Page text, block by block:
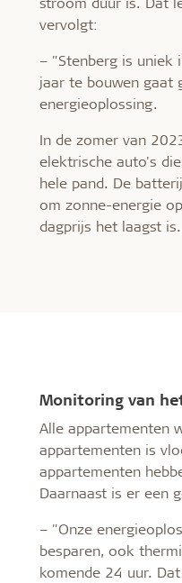
vervolgt:
– "Stenberg is uniek
jaar te bouwen gaat
energieoplossing.
In de zomer van
elektrische auto's
hele pand. De
om zonne-energie
dagprijs het laagst
Monitoring van
Alle appartementen
appartementen is
appartementen
Daarnaast is er een
– "Onze
besparen, ook
komende 24 uur.